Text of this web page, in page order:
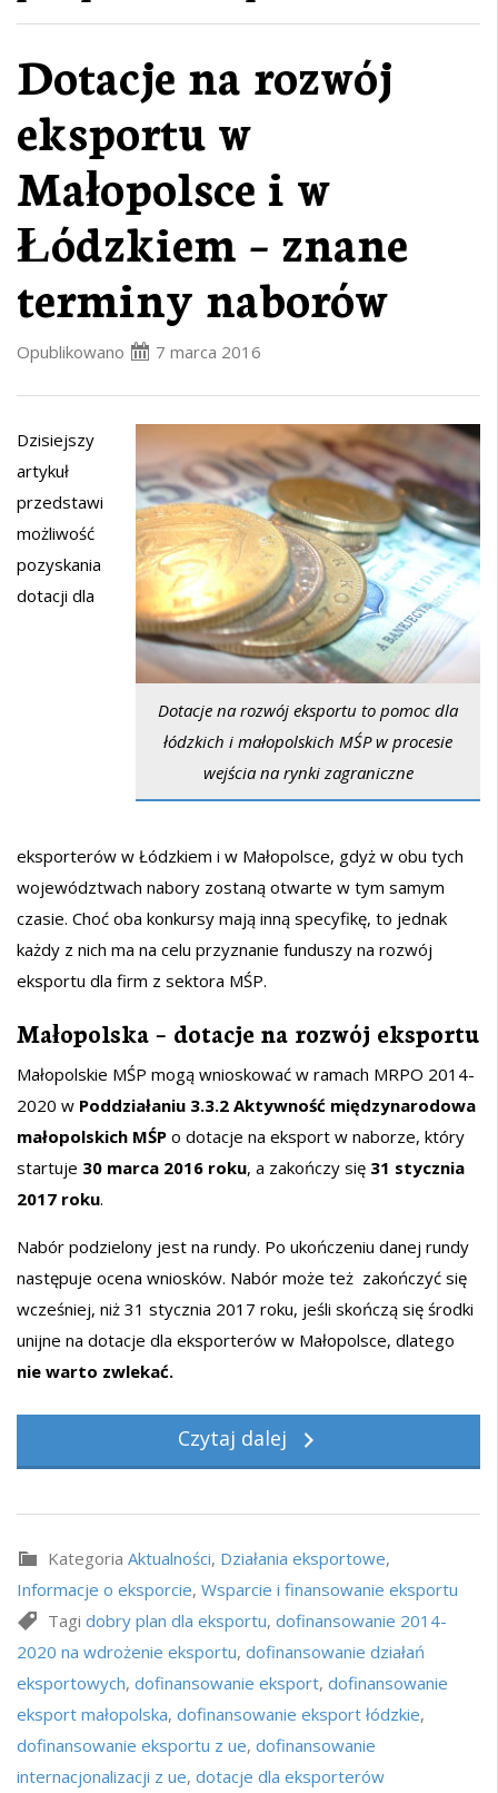
Dotacje na rozwój
eksportu w
Małopolsce i w
Łódzkiem – znane
terminy naborów
Opublikowano 7 marca 2016
Dotacje na rozwój eksportu to pomoc dla
łódzkich i małopolskich MŚP w procesie
wejścia na rynki zagraniczne
Dzisiejszy
artykuł
przedstawi
możliwość
pozyskania
dotacji dla
eksporterów w Łódzkiem i w Małopolsce, gdyż w obu tych
województwach nabory zostaną otwarte w tym samym
czasie. Choć oba konkursy mają inną specyfikę, to jednak
każdy z nich ma na celu przyznanie funduszy na rozwój
eksportu dla firm z sektora MŚP.
Małopolska – dotacje na rozwój eksportu
Małopolskie MŚP mogą wnioskować w ramach MRPO 2014-
2020 w Poddziałaniu 3.3.2 Aktywność międzynarodowa
małopolskich MŚP o dotacje na eksport w naborze, który
startuje 30 marca 2016 roku, a zakończy się 31 stycznia
2017 roku.
Nabór podzielony jest na rundy. Po ukończeniu danej rundy
następuje ocena wniosków. Nabór może też zakończyć się
wcześniej, niż 31 stycznia 2017 roku, jeśli skończą się środki
unijne na dotacje dla eksporterów w Małopolsce, dlatego
nie warto zwlekać.
Czytaj dalej
Kategoria Aktualności, Działania eksportowe,
Informacje o eksporcie, Wsparcie i finansowanie eksportu
Tagi dobry plan dla eksportu, dofinansowanie 2014-
2020 na wdrożenie eksportu, dofinansowanie działań
eksportowych, dofinansowanie eksport, dofinansowanie
eksport małopolska, dofinansowanie eksport łódzkie,
dofinansowanie eksportu z ue, dofinansowanie
internacjonalizacji z ue, dotacje dla eksporterów